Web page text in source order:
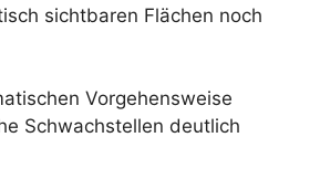
sichtbaren Flächen noch
Vorgehensweise
Schwachstellen deutlich